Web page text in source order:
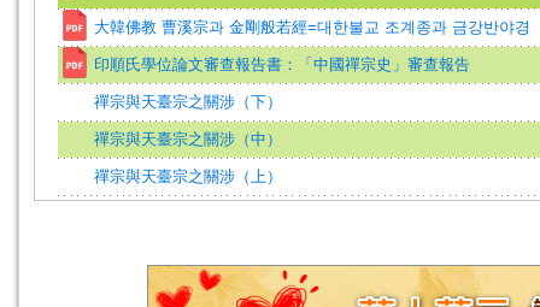
大韓佛教 曹溪宗과 金剛般若經=대한불교 조계종과 금강반야경
印順氏學位論文審查報告書：「中國禪宗史」審查報告
禪宗與天臺宗之關涉（下）
禪宗與天臺宗之關涉（中）
禪宗與天臺宗之關涉（上）